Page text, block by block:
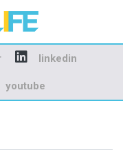
ve
linkedin
youtube